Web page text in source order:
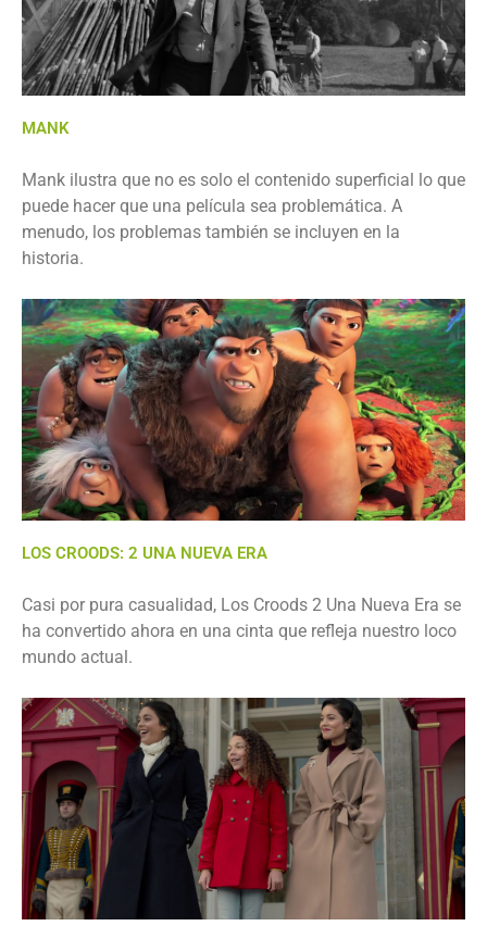
MANK
Mank ilustra que no es solo el contenido superficial lo que
puede hacer que una película sea problemática. A
menudo, los problemas también se incluyen en la
historia.
LOS CROODS: 2 UNA NUEVA ERA
Casi por pura casualidad, Los Croods 2 Una Nueva Era se
ha convertido ahora en una cinta que refleja nuestro loco
mundo actual.